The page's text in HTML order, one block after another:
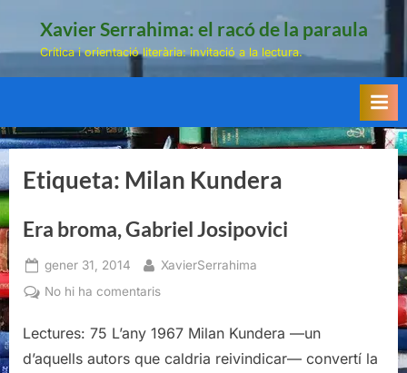
Xavier Serrahima: el racó de la paraula
Crítica i orientació literària: invitació a la lectura.
Etiqueta: Milan Kundera
Era broma, Gabriel Josipovici
Posted
on
gener 31, 2014 By
XavierSerrahima
No hi ha comentarisa
broma,
Gabriel
Lectures: 75 L’any 1967 Milan Kundera —un
d’aquells autors que caldria reivindicar— convertí la